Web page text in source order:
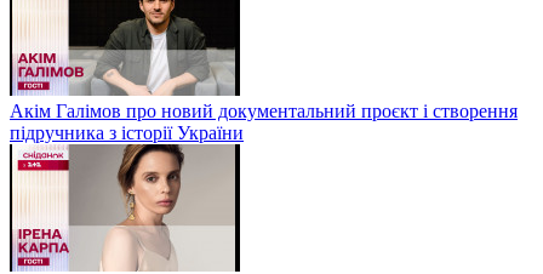
Акім Галімов про новий документальний проєкт і створення
підручника з історії України